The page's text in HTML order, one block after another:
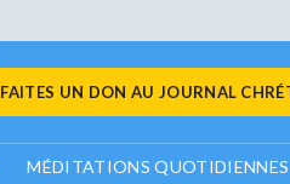
FAITES UN DON AU JOURNAL
MÉDITATIONS QUOTIDIENNES